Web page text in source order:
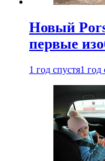
Новый
первые
1 год спустя1 год